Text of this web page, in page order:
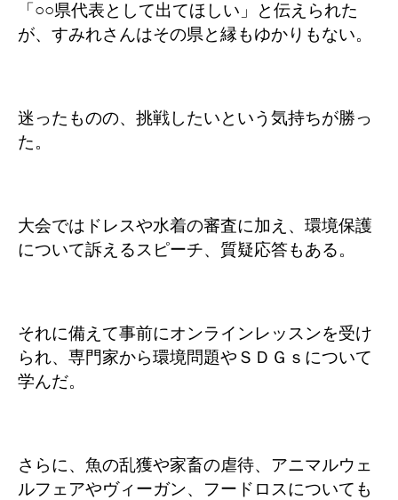
「○○県代表として出てほしい」と伝えられた
が、すみれさんはその県と縁もゆかりもない。
迷ったものの、挑戦したいという気持ちが勝っ
た。
大会ではドレスや水着の審査に加え、環境保護
について訴えるスピーチ、質疑応答もある。
それに備えて事前にオンラインレッスンを受け
られ、専門家から環境問題やＳＤＧｓについて
学んだ。
さらに、魚の乱獲や家畜の虐待、アニマルウェ
ルフェアやヴィーガン、フードロスについても